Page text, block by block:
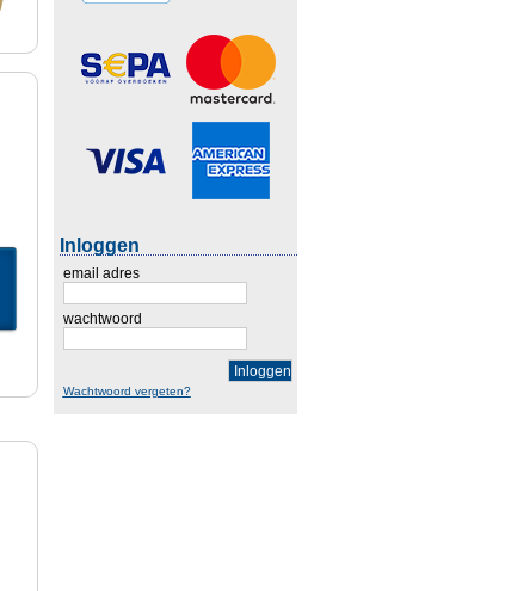
Inloggen
email adres
wachtwoord
Inloggen
Wachtwoord vergeten?